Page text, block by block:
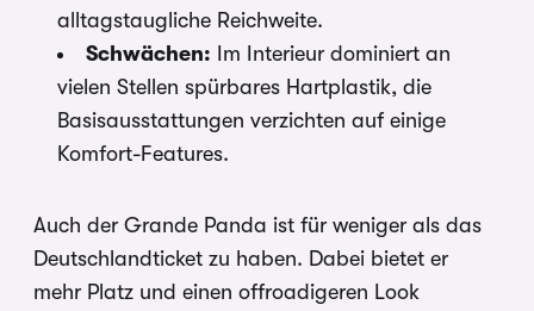
alltagstaugliche Reichweite.
Schwächen: Im Interieur dominiert an
vielen Stellen spürbares Hartplastik, die
Basisausstattungen verzichten auf einige
Komfort-Features.
Auch der Grande Panda ist für weniger als das
Deutschlandticket zu haben. Dabei bietet er
mehr Platz und einen offroadigeren Look